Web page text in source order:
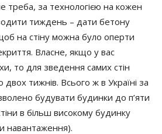
треба, за технологією на кожен
тиждень – дати бетону
на стіну можна було оперти
Власне, якщо у вас
то для зведення самих стін
тижнів. Всього ж в Україні за
будувати будинки до п’яти
в більш високому будинку
навантаження).